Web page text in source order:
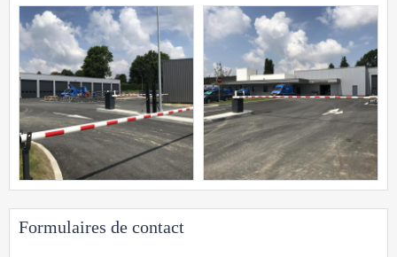
Formulaires de contact